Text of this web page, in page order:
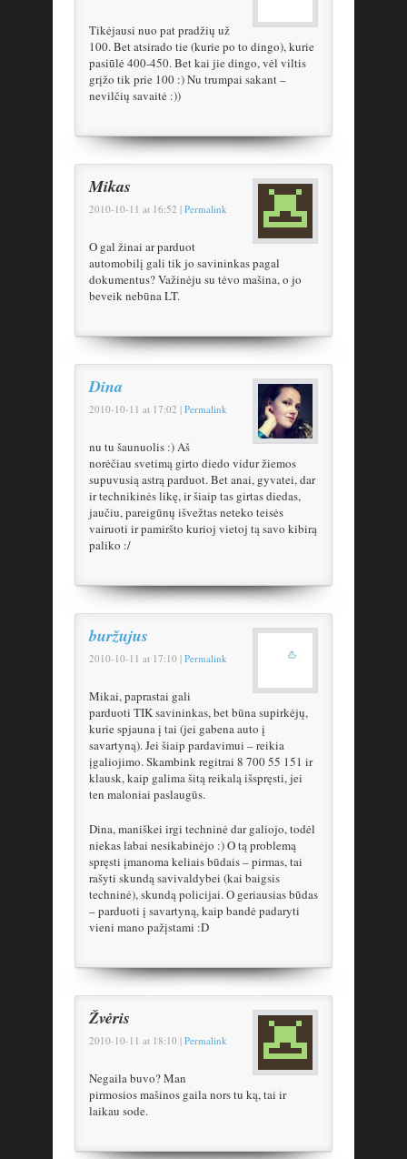
Tikėjausi nuo pat pradžių už
100. Bet atsirado tie (kurie po to dingo), kurie
pasiūlė 400-450. Bet kai jie dingo, vėl viltis
grįžo tik prie 100 :) Nu trumpai sakant –
nevilčių savaitė :))
Mikas
2010-10-11 at 16:52 | Permalink
O gal žinai ar parduot
automobilį gali tik jo savininkas pagal
dokumentus? Važinėju su tėvo mašina, o jo
beveik nebūna LT.
Dina
2010-10-11 at 17:02 | Permalink
nu tu šaunuolis :) Aš
norėčiau svetimą girto diedo vidur žiemos
supuvusią astrą parduot. Bet anai, gyvatei, dar
ir technikinės likę, ir šiaip tas girtas diedas,
jaučiu, pareigūnų išvežtas neteko teisės
vairuoti ir pamiršto kurioj vietoj tą savo kibirą
paliko :/
buržujus
2010-10-11 at 17:10 | Permalink
Mikai, paprastai gali
parduoti TIK savininkas, bet būna supirkėjų,
kurie spjauna į tai (jei gabena auto į
savartyną). Jei šiaip pardavimui – reikia
įgaliojimo. Skambink regitrai 8 700 55 151 ir
klausk, kaip galima šitą reikalą išspręsti, jei
ten maloniai paslaugūs.
Dina, maniškei irgi techninė dar galiojo, todėl
niekas labai nesikabinėjo :) O tą problemą
spręsti įmanoma keliais būdais – pirmas, tai
rašyti skundą savivaldybei (kai baigsis
techninė), skundą policijai. O geriausias būdas
– parduoti į savartyną, kaip bandė padaryti
vieni mano pažįstami :D
Žvėris
2010-10-11 at 18:10 | Permalink
Negaila buvo? Man
pirmosios mašinos gaila nors tu ką, tai ir
laikau sode.